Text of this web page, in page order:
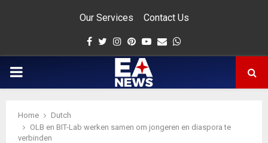
Our Services Contact Us
Facebook
Twitter
Instagram
Pinterest
Youtube
Email
PRIMARY
Home
Dutch
OLB en BIT-Lab werken samen om jongeren en diaspora te
verbinden